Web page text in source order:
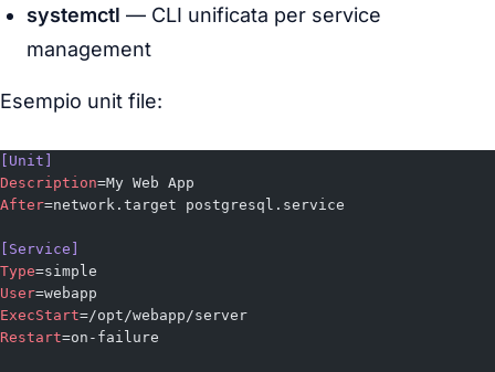
systemctl — CLI unificata per service
management
Esempio unit file:
[Unit]
Description=My Web App
After=network.target postgresql.service
[Service]
Type=simple
User=webapp
ExecStart=/opt/webapp/server
Restart=on-failure